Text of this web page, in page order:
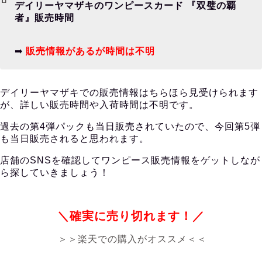
デイリーヤマザキのワンピースカード 『双璧の覇
者』販売時間
➡︎ 販売情報があるが時間は不明
デイリーヤマザキでの販売情報はちらほら見受けられます
が、詳しい販売時間や入荷時間は不明です。
過去の第4弾パックも当日販売されていたので、今回第5弾
も当日販売されると思われます。
店舗のSNSを確認してワンピース販売情報をゲットしなが
ら探していきましょう！
＼確実に売り切れます！／
＞＞楽天での購入がオススメ＜＜